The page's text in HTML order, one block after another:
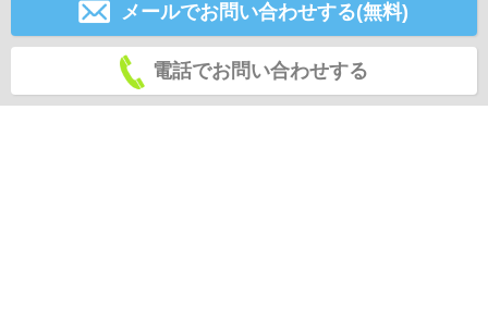
メールでお問い合わせする(無料)
電話でお問い合わせする